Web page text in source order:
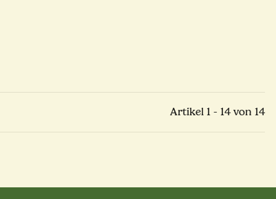
Artikel 1 - 14 von 14